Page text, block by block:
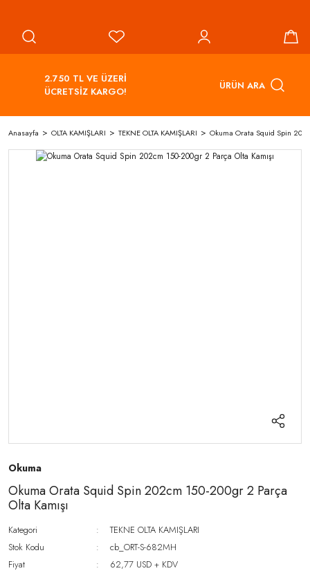
2.750 TL VE ÜZERİ
ÜCRETSİZ KARGO!
ÜRÜN ARA
Anasayfa OLTA KAMIŞLARI TEKNE OLTA KAMIŞLARI Okuma Orata Squid Spin
Okuma
Okuma Orata Squid Spin 202cm 150-200gr 2 Parça
Olta Kamışı
Kategori
TEKNE OLTA KAMIŞLARI
Stok Kodu
cb_ORT-S-682MH
Fiyat
62,77 USD + KDV